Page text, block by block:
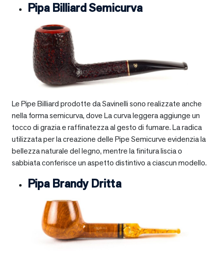
Pipa Billiard Semicurva
Le Pipe Billiard prodotte da Savinelli sono realizzate anche
nella forma semicurva, dove La curva leggera aggiunge un
tocco di grazia e raffinatezza al gesto di fumare. La radica
utilizzata per la creazione delle Pipe Semicurve evidenzia la
bellezza naturale del legno, mentre la finitura liscia o
sabbiata conferisce un aspetto distintivo a ciascun modello.
Pipa Brandy Dritta